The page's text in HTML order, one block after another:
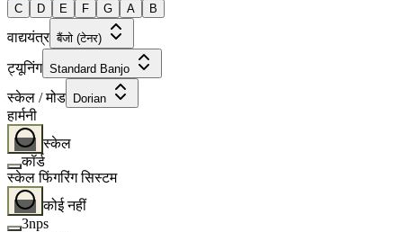
C
D E F G A B
वाद्ययंत्र बैंजो (टेनर)
ट्यूनिंग Standard Banjo
स्केल / मोड Dorian
हार्मनी
स्केल
कॉर्ड
स्केल फिंगरिंग सिस्टम
कोई नहीं
3nps